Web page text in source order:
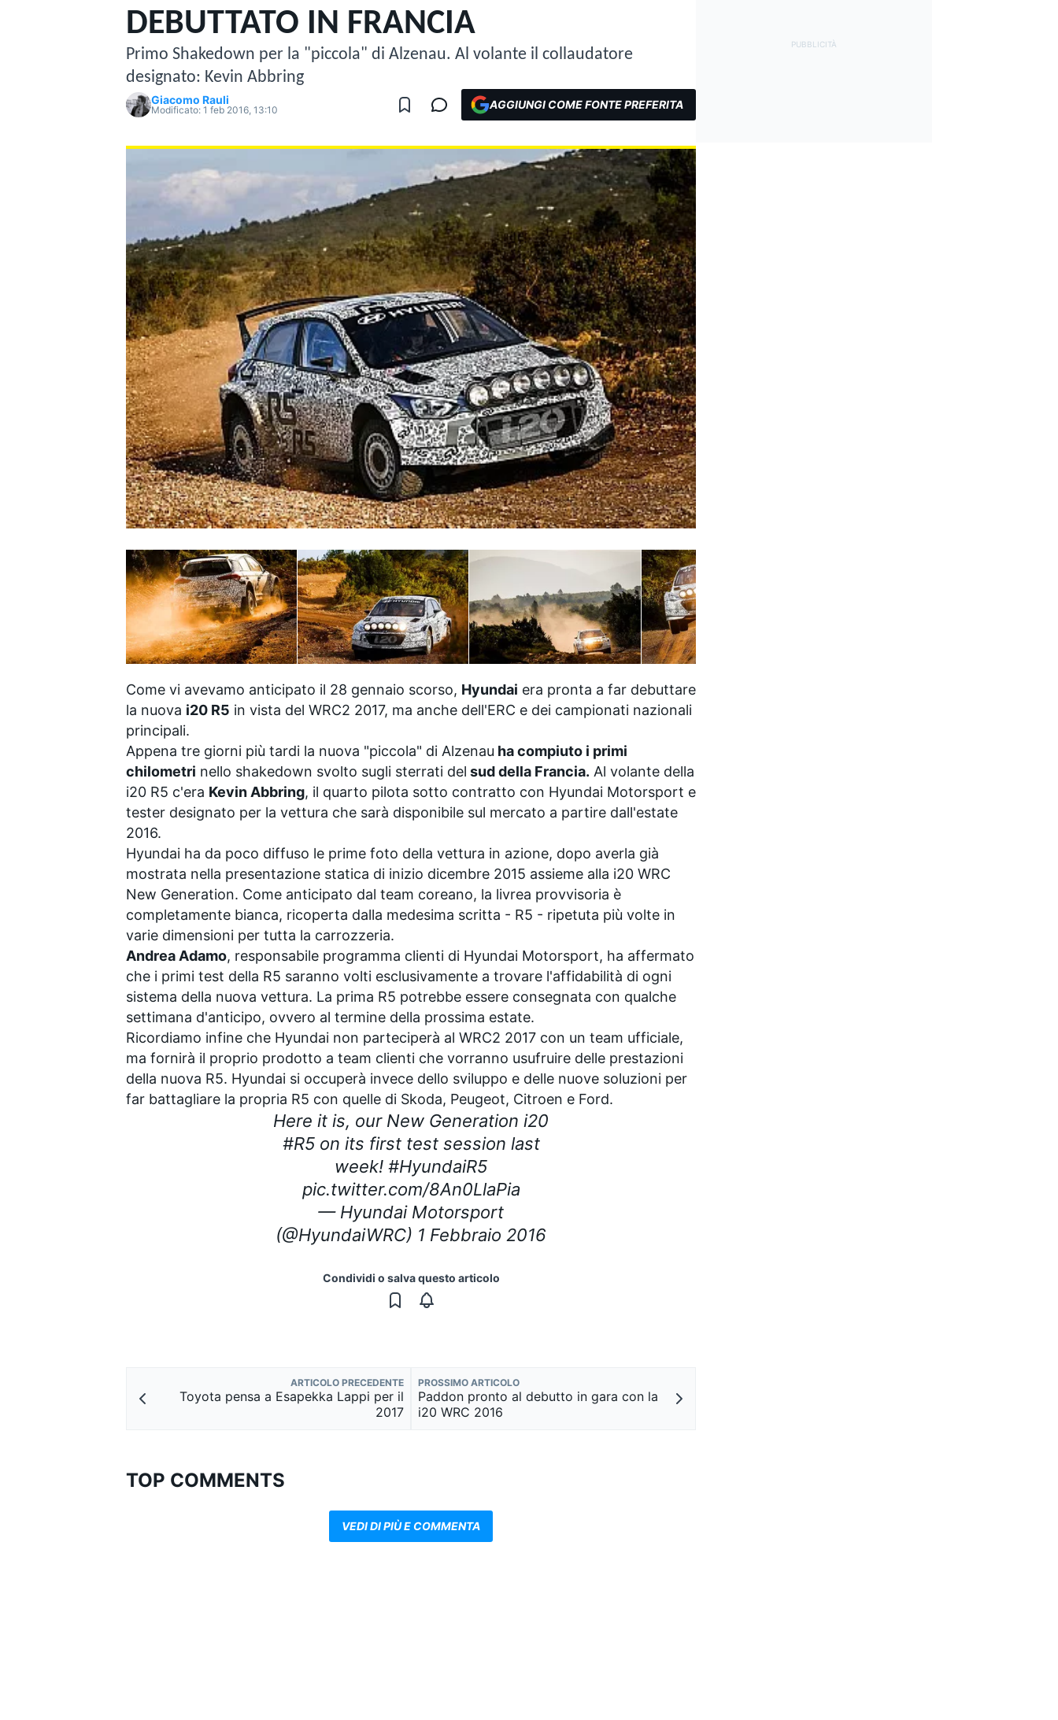
MOTOGP WEC
MONOPOSTO
DEBUTTATO IN FRANCIA
Primo Shakedown per la "piccola" di Alzenau. Al volante il collaudatore
designato: Kevin Abbring
Giacomo Rauli
Modificato: 1 feb 2016, 13:10 AGGIUNGI COME FONTE PREFERITA
Come vi avevamo anticipato il 28 gennaio scorso, Hyundai era pronta a far debuttare
la nuova i20 R5 in vista del WRC2 2017, ma anche dell'ERC e dei campionati nazionali
principali.
Appena tre giorni più tardi la nuova "piccola" di Alzenau ha compiuto i primi
chilometri nello shakedown svolto sugli sterrati del sud della Francia. Al volante della
i20 R5 c'era Kevin Abbring, il quarto pilota sotto contratto con Hyundai Motorsport e
tester designato per la vettura che sarà disponibile sul mercato a partire dall'estate
2016.
Hyundai ha da poco diffuso le prime foto della vettura in azione, dopo averla già
mostrata nella presentazione statica di inizio dicembre 2015 assieme alla i20 WRC
New Generation. Come anticipato dal team coreano, la livrea provvisoria è
completamente bianca, ricoperta dalla medesima scritta - R5 - ripetuta più volte in
varie dimensioni per tutta la carrozzeria.
Andrea Adamo, responsabile programma clienti di Hyundai Motorsport, ha affermato
che i primi test della R5 saranno volti esclusivamente a trovare l'affidabilità di ogni
sistema della nuova vettura. La prima R5 potrebbe essere consegnata con qualche
settimana d'anticipo, ovvero al termine della prossima estate.
Ricordiamo infine che Hyundai non parteciperà al WRC2 2017 con un team ufficiale,
ma fornirà il proprio prodotto a team clienti che vorranno usufruire delle prestazioni
della nuova R5. Hyundai si occuperà invece dello sviluppo e delle nuove soluzioni per
far battagliare la propria R5 con quelle di Skoda, Peugeot, Citroen e Ford.
Here it is, our New Generation i20
#R5 on its first test session last
week! #HyundaiR5
pic.twitter.com/8An0LlaPia
— Hyundai Motorsport
(@HyundaiWRC) 1 Febbraio 2016
Condividi o salva questo articolo
ARTICOLO PRECEDENTE
Toyota pensa a Esapekka Lappi per il
2017
PROSSIMO ARTICOLO
Paddon pronto al debutto in gara con la
i20 WRC 2016
TOP COMMENTS
VEDI DI PIÙ E COMMENTA